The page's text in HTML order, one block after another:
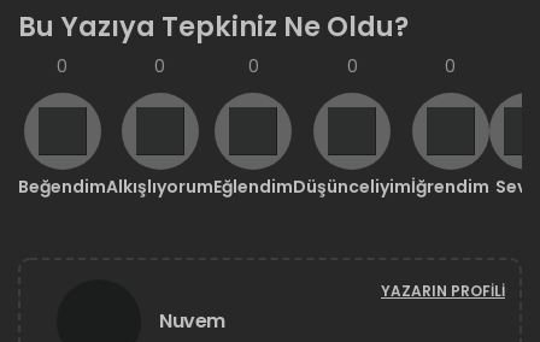
Bu Yazıya Tepkiniz Ne Oldu?
0
Beğendim
0
Alkışlıyorum
0
Eğlendim
0
Düşünceliyim
0
İğrendim
Nuvem
YAZARIN PROFILI